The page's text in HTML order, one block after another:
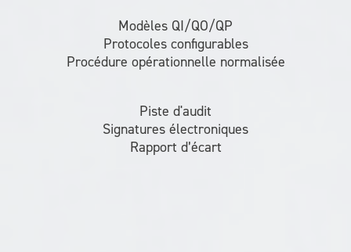
Modèles QI/QO/QP
Protocoles configurables
Procédure opérationnelle normalisée
Piste d'audit
Signatures électroniques
Rapport d’écart